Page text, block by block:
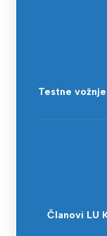
Testne
Članovi LU